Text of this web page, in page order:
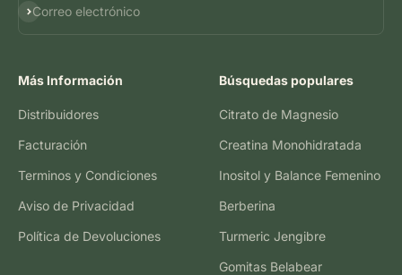
Correo electrónico
Suscribirse
Más Información
Distribuidores
Facturación
Terminos y Condiciones
Aviso de Privacidad
Política de Devoluciones
Búsquedas populares
Citrato de Magnesio
Creatina Monohidratada
Inositol y Balance Femenino
Berberina
Turmeric Jengibre
Gomitas Belabear